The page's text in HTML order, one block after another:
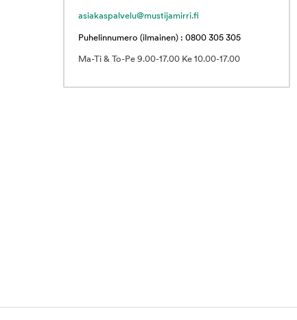
asiakaspalvelu@mustijamirri.fi
Puhelinnumero (ilmainen) : 0800 305 305
Ma-Ti & To-Pe 9.00-17.00 Ke 10.00-17.00